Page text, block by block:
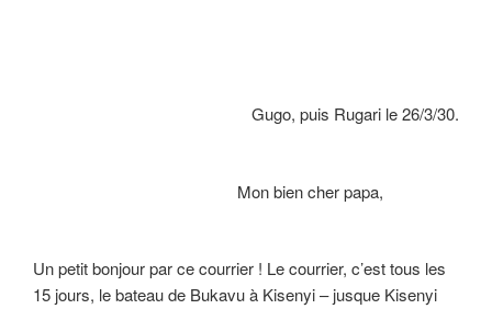
Gugo, puis Rugari le 26/3/30.
Mon bien cher papa,
Un petit bonjour par ce courrier ! Le courrier, c’est tous les
15 jours, le bateau de Bukavu à Kisenyi – jusque Kisenyi